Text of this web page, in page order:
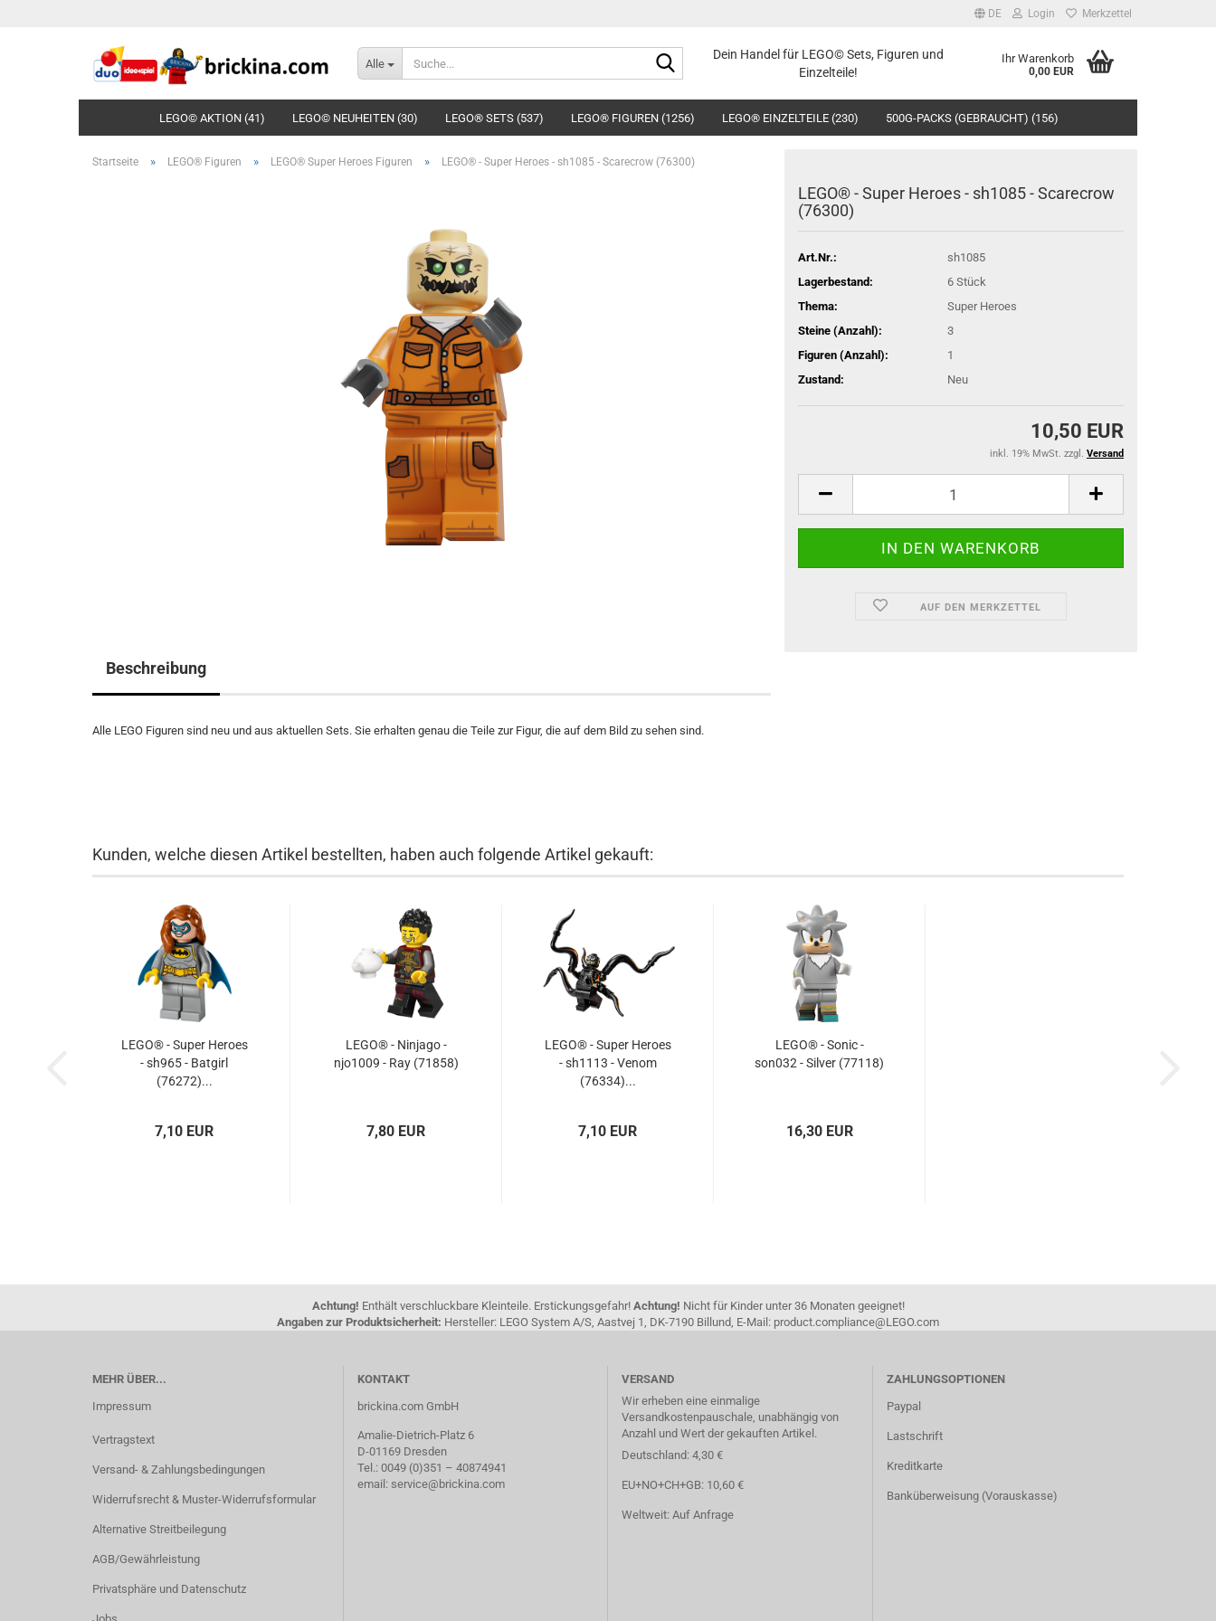
DE Login Merkzettel
Alle
Suche...Dein Handel für LEGO© Sets, Figuren und
Einzelteile!
Ihr Warenkorb
0,00 EUR
LEGO© AKTION (41) LEGO© NEUHEITEN (30) LEGO® SETS (537) LEGO® FIGUREN (1256) LEGO® EINZELTEILE (230) 500G-PACKS (GEBRAUCHT) (156)
Startseite » LEGO® Figuren » LEGO® Super Heroes Figuren » LEGO® - Super Heroes - sh1085 - Scarecrow (76300)
LEGO® - Super Heroes - sh1085 - Scarecrow
(76300)
Art.Nr.:
sh1085
Lagerbestand:
6 Stück
Thema:
Super Heroes
Steine (Anzahl):
3
Figuren (Anzahl):
1
Zustand:
Neu
10,50 EUR
inkl. 19% MwSt. zzgl. Versand
AUF DEN MERKZETTEL
Beschreibung
Alle LEGO Figuren sind neu und aus aktuellen Sets. Sie erhalten genau die Teile zur Figur, die auf dem Bild zu sehen sind.
Kunden, welche diesen Artikel bestellten, haben auch folgende Artikel gekauft:
LEGO® - Super Heroes
- sh965 - Batgirl
(76272)...
7,10 EUR
LEGO® - Ninjago -
njo1009 - Ray (71858)
7,80 EUR
LEGO® - Super Heroes
- sh1113 - Venom
(76334)...
7,10 EUR
LEGO® - Sonic -
son032 - Silver (77118)
16,30 EUR
Achtung! Enthält verschluckbare Kleinteile. Erstickungsgefahr! Achtung! Nicht für Kinder unter 36 Monaten geeignet!
Angaben zur Produktsicherheit: Hersteller: LEGO System A/S, Aastvej 1, DK-7190 Billund, E-Mail: product.compliance@LEGO.com
MEHR ÜBER...
Impressum
Vertragstext
Versand- & Zahlungsbedingungen
Widerrufsrecht & Muster-Widerrufsformular
Alternative Streitbeilegung
AGB/Gewährleistung
Privatsphäre und Datenschutz
KONTAKT
brickina.com GmbH
Amalie-Dietrich-Platz 6
D-01169 Dresden
Tel.: 0049 (0)351 – 40874941
email: service@brickina.com
VERSAND
Wir erheben eine einmalige
Versandkostenpauschale, unabhängig von
Anzahl und Wert der gekauften Artikel.
Deutschland: 4,30 €
EU+NO+CH+GB: 10,60 €
Weltweit: Auf Anfrage
ZAHLUNGSOPTIONEN
Paypal
Lastschrift
Kreditkarte
Banküberweisung (Vorauskasse)